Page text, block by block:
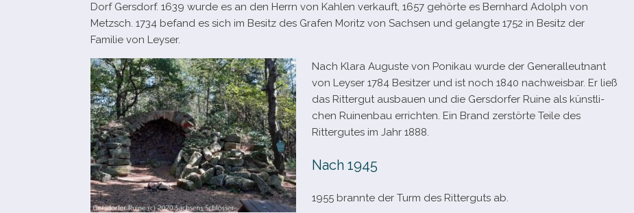
Dorf Gersdorf. 1639 wurde es an den Herrn von Kahlen ver­kauft, 1657 gehörte es Bernhard Adolph von
Metzsch. 1734 befand es sich im Besitz des Grafen Moritz von Sachsen und gelangte 1752 in Besitz der
Familie von Leyser.
Nach Klara Auguste von Ponikau wurde der Generalleutnant
von Leyser 1784 Besitzer und ist noch 1840 nach­weis­bar. Er ließ
das Rittergut aus­bauen und die Gersdorfer Ruine als künst­li­
chen Ruinenbau errich­ten. Ein Brand zer­störte Teile des
Rittergutes im Jahr 1888.
Nach 1945
1955 brannte der Turm des Ritterguts ab.